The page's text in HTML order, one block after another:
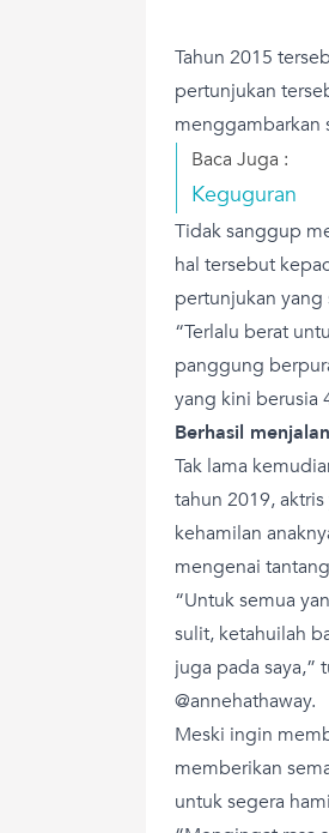
Tahun 2015
pertunjukan
menggambarkan
Baca Juga :
Keguguran
Tidak sanggup
hal tersebut
pertunjukan yang
“Terlalu berat
panggung
yang kini berusia
Berhasil
Tak lama
tahun 2019,
kehamilan
mengenai
“Untuk semua
sulit, ketahuilah
juga pada saya,”
@annehathaway.
Meski ingin
memberikan
untuk segera